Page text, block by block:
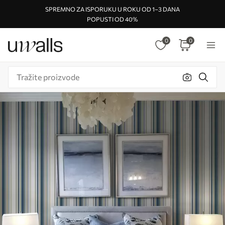
SPREMNO ZA ISPORUKU U ROKU OD 1–3 DANA
POPUSTI OD 40%
0 0